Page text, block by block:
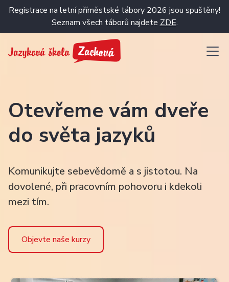
Registrace na letní příměstské tábory 2026 jsou spuštěny!
Seznam všech táborů najdete ZDE.
Otevřeme vám dveře
do světa jazyků
Komunikujte sebevědomě a s jistotou. Na
dovolené, při pracovním pohovoru i kdekoli
mezi tím.
Objevte naše kurzy